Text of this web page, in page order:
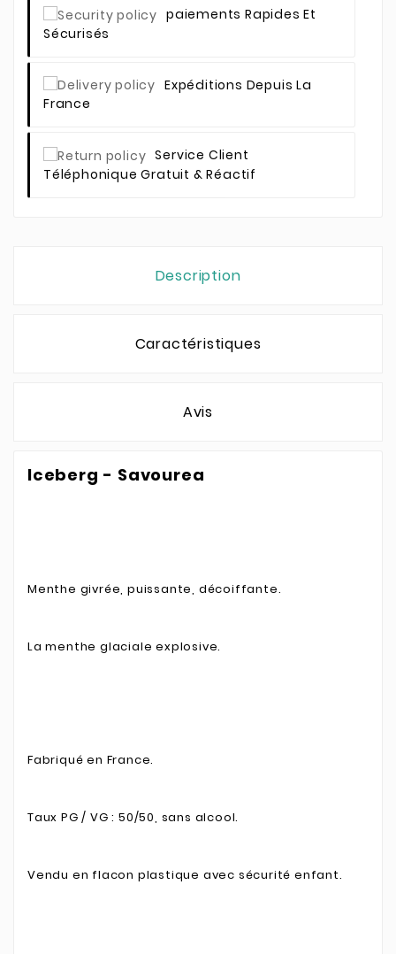
Paiements Rapides Et
Sécurisés
Expéditions Depuis La
France
Service Client
Téléphonique Gratuit & Réactif
Description
Caractéristiques
Avis
Iceberg - Savourea
Menthe givrée, puissante, décoiffante.
La menthe glaciale explosive.
Fabriqué en France.
Taux PG / VG : 50/50, sans alcool.
Vendu en flacon plastique avec sécurité enfant.